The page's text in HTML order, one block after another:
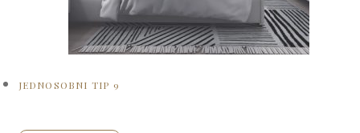
JEDNOSOBNI TIP 9